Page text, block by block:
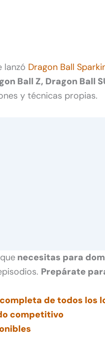
lanzó Dragon Ball
Ball Z, Dragon Ball
y técnicas propias.
necesitas para
Prepárate
de todos los
competitivo